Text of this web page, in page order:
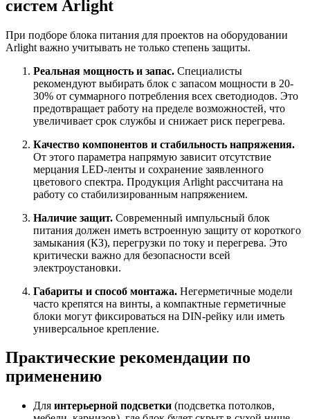
систем Arlight
При подборе блока питания для проектов на оборудовании
Arlight важно учитывать не только степень защиты.
Реальная мощность и запас. Специалисты
рекомендуют выбирать блок с запасом мощности в 20-
30% от суммарного потребления всех светодиодов. Это
предотвращает работу на пределе возможностей, что
увеличивает срок службы и снижает риск перегрева.
Качество компонентов и стабильность напряжения.
От этого параметра напрямую зависит отсутствие
мерцания LED-ленты и сохранение заявленного
цветового спектра. Продукция Arlight рассчитана на
работу со стабилизированным напряжением.
Наличие защит. Современный импульсный блок
питания должен иметь встроенную защиту от короткого
замыкания (КЗ), перегрузки по току и перегрева. Это
критически важно для безопасности всей
электроустановки.
Габариты и способ монтажа. Негерметичные модели
часто крепятся на винты, а компактные герметичные
блоки могут фиксироваться на DIN-рейку или иметь
универсальное крепление.
Практические рекомендации по
применению
Для интерьерной подсветки (подсветка потолков,